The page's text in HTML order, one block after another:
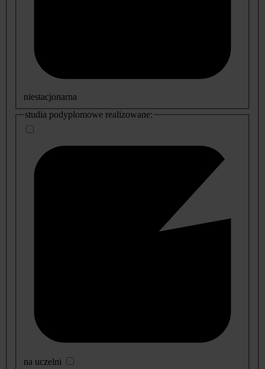
niestacjonarna
studia podyplomowe realizowane:
na uczelni